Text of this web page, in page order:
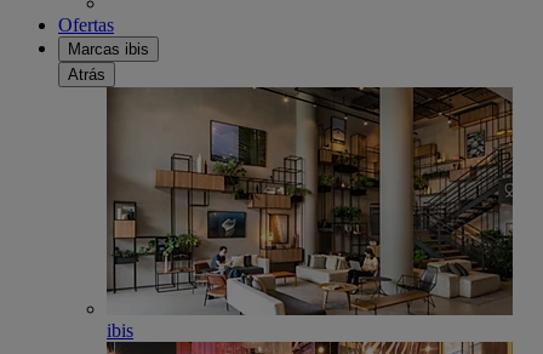
Ofertas
Marcas ibis
Atrás
ibis